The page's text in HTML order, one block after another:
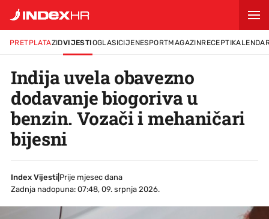
PRETPLATAZIDVIJESTIOGLASICIJENESPORTMAGAZINRECEPTI
Indija uvela obavezno
dodavanje biogoriva u
benzin. Vozači i mehaničari
bijesni
Index Vijesti
Prije mjesec dana
Zadnja nadopuna: 07:48, 09. srpnja 2026.